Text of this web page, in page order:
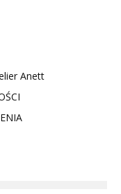
Anett